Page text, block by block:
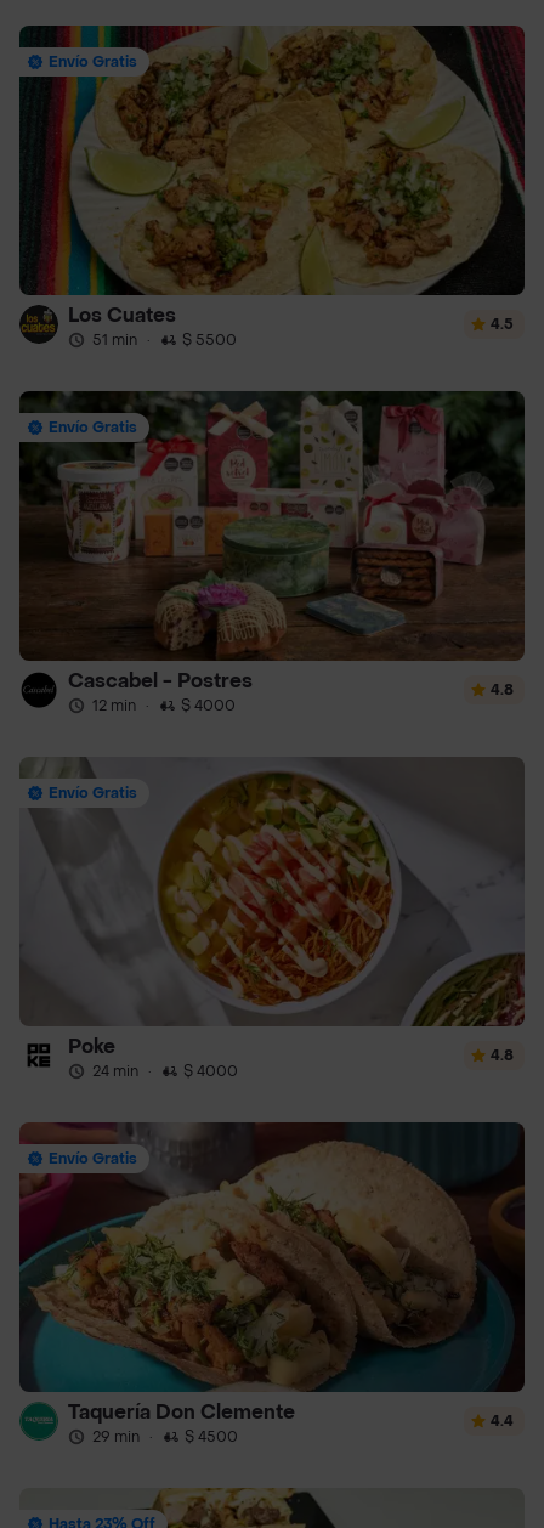
Envío Gratis
Los Cuates
51 min · $ 5500
4.5
Envío Gratis
Cascabel - Postres
12 min · $ 4000
4.8
Envío Gratis
Poke
24 min · $ 4000
4.8
Envío Gratis
Taquería Don Clemente
29 min · $ 4500
4.4